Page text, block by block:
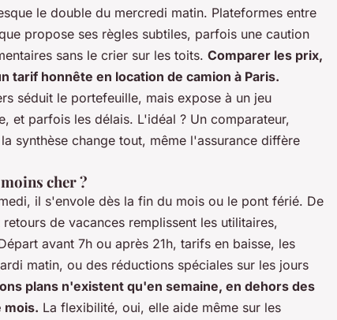
le double du mercredi matin. Plateformes entre
propose ses règles subtiles, parfois une caution
sans le crier sur les toits. Comparer les prix,
tarif honnête en location de camion à Paris.
séduit le portefeuille, mais expose à un jeu
et parfois les délais. L'idéal ? Un comparateur,
synthèse change tout, même l'assurance diffère
cher ?
il s'envole dès la fin du mois ou le pont férié. De
de vacances remplissent les utilitaires,
avant 7h ou après 21h, tarifs en baisse, les
matin, ou des réductions spéciales sur les jours
plans n'existent qu'en semaine, en dehors des
mois. La flexibilité, oui, elle aide même sur les